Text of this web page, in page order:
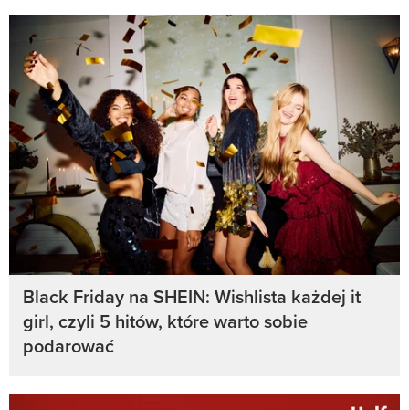
Black Friday na SHEIN: Wishlista każdej it
girl, czyli 5 hitów, które warto sobie
podarować